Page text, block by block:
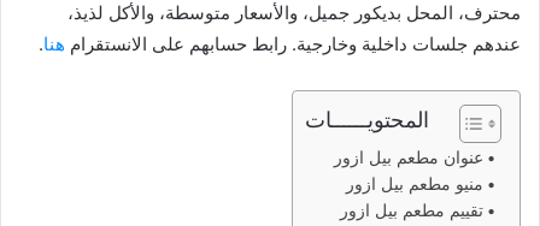
محترف، المحل بديكور جميل، والأسعار متوسطة، والأكل لذيذ،
عندهم جلسات داخلية وخارجية. رابط حسابهم على الانستقرام هنا.
المحتويــــــات
عنوان مطعم بيل ازور
منيو مطعم بيل ازور
تقييم مطعم بيل ازور